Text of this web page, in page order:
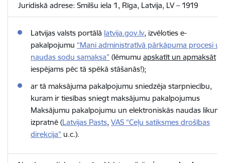
Juridiskā adrese: Smilšu iela 1, Rīga, Latvija, LV – 1919
Latvijas valsts portālā latvija.gov.lv, izvēloties e-
pakalpojumu “Mani administratīvā pārkāpuma procesi un
naudas sodu samaksa” (lēmumu apskatīt un apmaksāt
iespējams pēc tā spēkā stāšanās!);
ar tā maksājuma pakalpojumu sniedzēja starpniecību,
kuram ir tiesības sniegt maksājumu pakalpojumus
Maksājumu pakalpojumu un elektroniskās naudas likuma
izpratnē (Latvijas Pasts, VAS “Ceļu satiksmes drošības
direkcija” u.c.).